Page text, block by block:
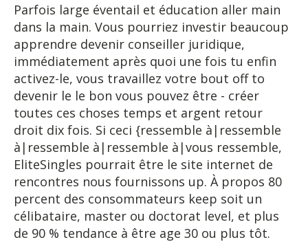
Parfois large éventail et éducation aller main
dans la main. Vous pourriez investir beaucoup
apprendre devenir conseiller juridique,
immédiatement après quoi une fois tu enfin
activez-le, vous travaillez votre bout off to
devenir le le bon vous pouvez être - créer
toutes ces choses temps et argent retour
droit dix fois. Si ceci {ressemble à|ressemble
à|ressemble à|ressemble à|vous ressemble,
EliteSingles pourrait être le site internet de
rencontres nous fournissons up. À propos 80
percent des consommateurs keep soit un
célibataire, master ou doctorat level, et plus
de 90 % tendance à être age 30 ou plus tôt.